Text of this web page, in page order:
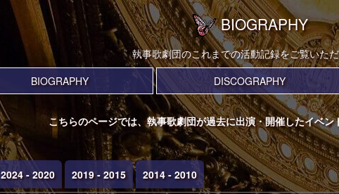
BIOGRAPHY
執事歌劇団のこれまでの活動記録をご覧いた
BIOGRAPHY
DISCOGRAPHY
こちらのページでは、執事歌劇団が過去に出演・開催したイベ
2024 - 2020 2019 - 2015 2014 - 2010